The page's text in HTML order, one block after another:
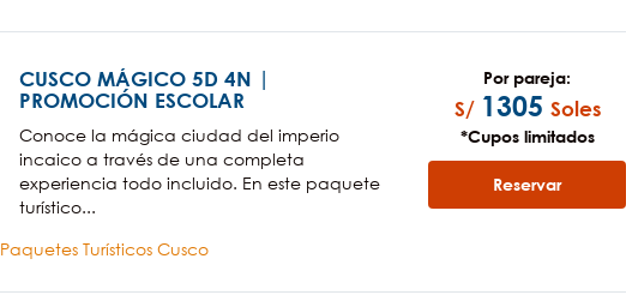
CUSCO MÁGICO 5D 4N |
PROMOCIÓN ESCOLAR
Conoce la mágica ciudad del imperio
incaico a través de una completa
experiencia todo incluido. En este paquete
turístico...
Paquetes Turísticos Cusco
Por pareja:
S/ 1305 Soles
*Cupos limitados
Reservar